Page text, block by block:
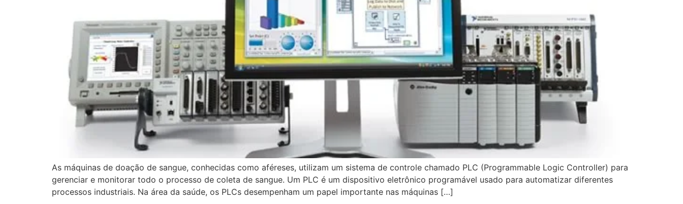
As máquinas de doação de sangue, conhecidas como aféreses, utilizam um sistema de controle chamado PLC (Programmable Logic Controller) para
gerenciar e monitorar todo o processo de coleta de sangue. Um PLC é um dispositivo eletrônico programável usado para automatizar diferentes
processos industriais. Na área da saúde, os PLCs desempenham um papel importante nas máquinas […]